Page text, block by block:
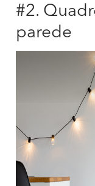
#2.
parede